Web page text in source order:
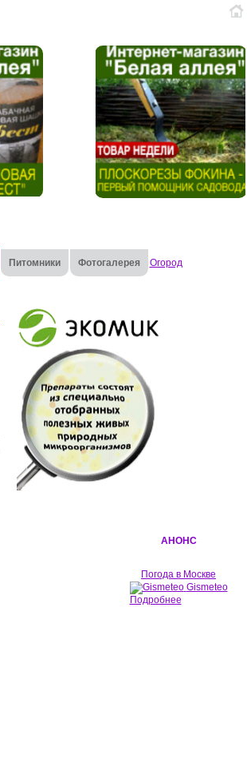
Питомники Фотогалерея Огород
АНОНС
Погода в Москве
Gismeteo
Подробнее